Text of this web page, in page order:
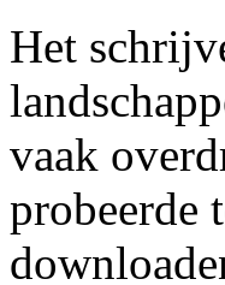
Het
vaak
probeerde